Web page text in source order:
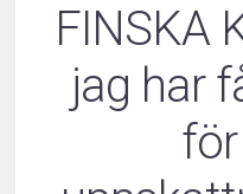
FINSKA
jag har